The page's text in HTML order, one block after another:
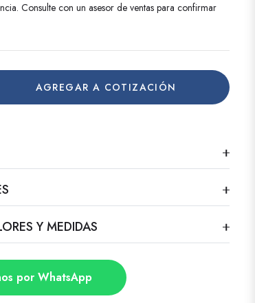
Consulte con un asesor de ventas para confirmar
AGREGAR A COTIZACIÓN
Y MEDIDAS
por WhatsApp